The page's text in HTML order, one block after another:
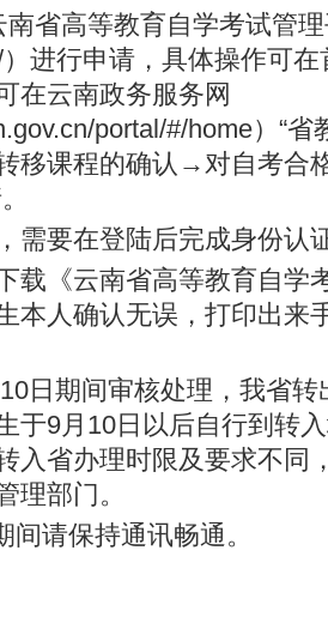
省高等教育自学考试管
）进行申请，具体操作可
在云南政务服务网
portal/#/home）“
移课程的确认→对自考合
需要在登陆后完成身份认
载《云南省高等教育自学
本人确认无误，打印出来
日期间审核处理，我省
于9月10日以后自行到转
入省办理时限及要求不同
理部门。
请保持通讯畅通。